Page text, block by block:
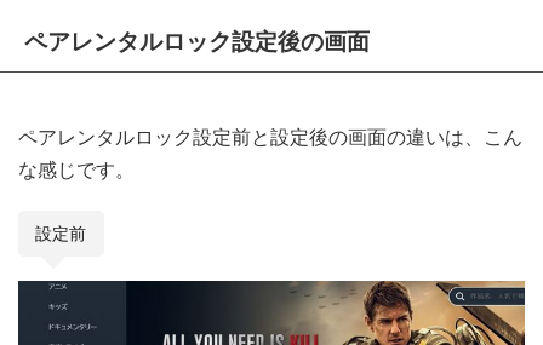
ペアレンタルロック設定後の画面
ペアレンタルロック設定前と設定後の画面の違いは、こん
な感じです。
設定前